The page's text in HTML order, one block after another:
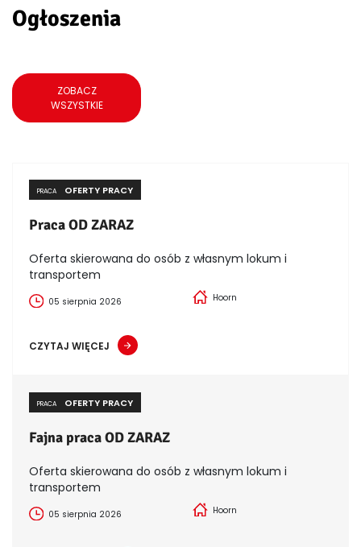
Ogłoszenia
ZOBACZ
WSZYSTKIE
PRACA OFERTY PRACY
Praca OD ZARAZ
Oferta skierowana do osób z własnym lokum i
transportem
05 sierpnia 2026 Hoorn
CZYTAJ WIĘCEJ
PRACA OFERTY PRACY
Fajna praca OD ZARAZ
Oferta skierowana do osób z własnym lokum i
transportem
05 sierpnia 2026 Hoorn